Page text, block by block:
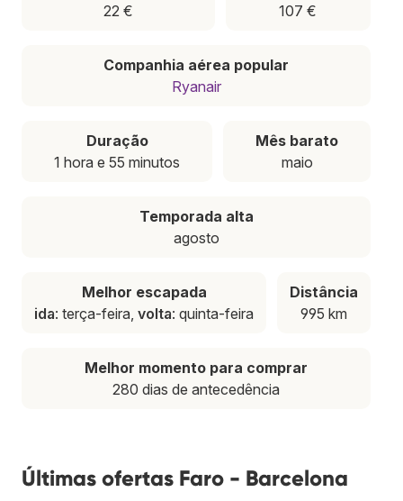
22 €
107 €
Companhia aérea popular
Ryanair
Duração
1 hora e 55 minutos
Mês barato
maio
Temporada alta
agosto
Melhor escapada
ida: terça-feira, volta: quinta-feira
Distância
995 km
Melhor momento para comprar
280 dias de antecedência
Últimas ofertas Faro - Barcelona